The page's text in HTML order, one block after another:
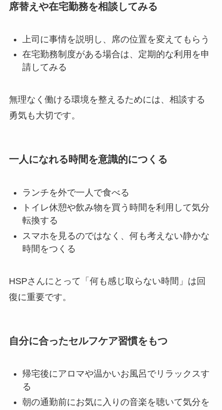
席替えや在宅勤務を相談してみる
上司に事情を説明し、席の位置を変えてもらう
在宅勤務制度がある場合は、定期的な利用を申
請してみる
無理なく働ける環境を整えるためには、相談する
勇気も大切です。
一人になれる時間を意識的につくる
ランチを外で一人で食べる
トイレ休憩や飲み物を買う時間を利用して気分
転換する
スマホを見るのではなく、何も考えない静かな
時間をつくる
HSPさんにとって「何も感じ取らない時間」は回
復に重要です。
自分に合ったセルフケア習慣をもつ
帰宅後にアロマや温かいお風呂でリラックスす
る
朝の通勤前にお気に入りの音楽を聴いて気分を